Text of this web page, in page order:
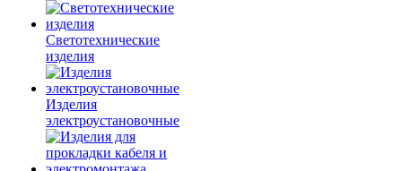
Светотехнические
изделия
Изделия
электроустановочные